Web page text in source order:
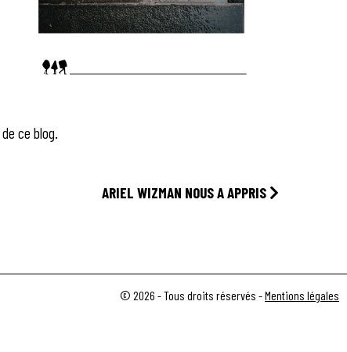
ce blog.
ARIEL WIZMAN NOUS A APPRIS
© 2026 - Tous droits réservés -Mentions légales